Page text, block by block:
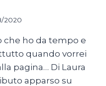
2020
che ho da tempo e
quando vorrei
pagina… Di Laura
apparso su